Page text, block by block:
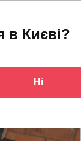
в Києві?
Ні